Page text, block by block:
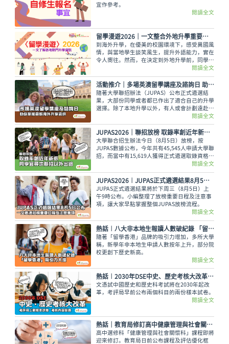
宜作參考。
閱讀全文
留學漫遊2026｜一文整合外地升學重要情報 留學資訊
到海外升學，在優美的校園環境下，感受異國風
情，與當地學生談笑風生，提升外語能力，實在
令人嚮往。然而，在決定到外地升學前，同學務
必考慮以下各項因素及留學資訊才作出決定，留
學漫遊為大家整合留學的重要資訊。
閱讀全文
活動推介｜多場英澳留學講座及諮詢日 助你掌握最新海外升學資訊
隨著大學聯招辦法（JUPAS）公布正式遴選結
果，大部份同學或者都已作出了適合自己的升學
選擇。除了本地升學以外，有人或會計劃遠赴外
地學習，而在這個8月便有多場英國及澳洲大學
的升學講座，除了介紹兩地熱門課程，也會簡介
簽證及生活費等重要資訊。
閱讀全文
JUPAS2026｜聯招放榜 取錄率創近年新低 同學宜尋求聯招以外出路
大學聯合招生辦法今日（8月5日）放榜，按
JUPAS數據公布，今年共有45,545人申請大學聯
招，而當中有15,619人獲得正式遴選取錄資格，
佔整體申請人數僅34.29%，創下近年新低。即
使如此，未獲錄取的同學也不用氣餒，還可以多
留意聯招以外的選擇呢。
閱讀全文
JUPAS2026︱JUPAS正式遴選結果8月5日公布 一文看清放榜重要日程及注意事項
JUPAS正式遴選結果將於下周三（8月5日）上
午9時公布。小編整理了放榜重要日程及注意事
項，讓大家早點掌握整個JUPAS放榜流程。
閱讀全文
熱話︱八大非本地生報讀人數破紀錄 「留學香港」吸引力大增
隨著「留學香港」品牌的吸引力增加，多所大學
稱，新學年非本地生申請人數按年上升，部分院
校更創下歷史新高。
閱讀全文
熱話︱2030年DSE中史、歷史考核大改革 考評局上載樣本試卷
文憑試中國歷史和歷史科考試將在2030年起改
革，考評局早前公布兩個科目的兩份樣本試卷。
閱讀全文
熱話｜教育局修訂高中健康管理與社會關懷科課程框架 刪選修單元 增災害管理概念等課題
高中選修科「健康管理與社會關懷科」課程即將
迎來修訂。教育局日前公布課程及評估優化框